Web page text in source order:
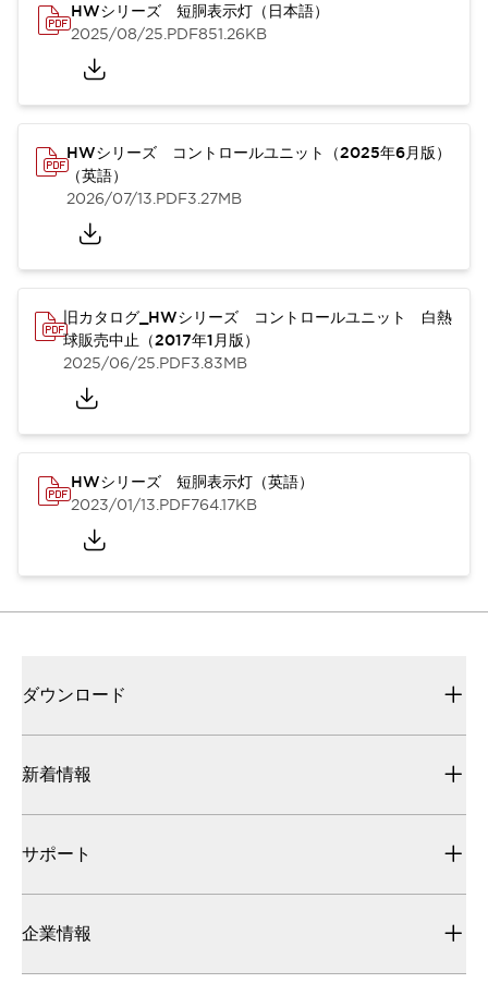
HWシリーズ 短胴表示灯（日本語）
2025/08/25.PDF851.26KB
HWシリーズ コントロールユニット（2025年6月版）
（英語）
2026/07/13.PDF3.27MB
旧カタログ_HWシリーズ コントロールユニット 白熱
球販売中止（2017年1月版）
2025/06/25.PDF3.83MB
HWシリーズ 短胴表示灯（英語）
2023/01/13.PDF764.17KB
ダウンロード
新着情報
サポート
企業情報